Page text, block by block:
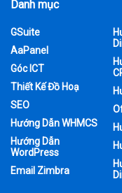
Danh mục
GSuite
AaPanel
Góc ICT
Thiết Kế Đồ Hoạ
SEO
Hướng Dẫn WHMCS
Hướng Dẫn
WordPress
Email Zimbra